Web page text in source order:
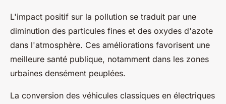
L'impact positif sur la pollution se traduit par une
diminution des particules fines et des oxydes d'azote
dans l'atmosphère. Ces améliorations favorisent une
meilleure santé publique, notamment dans les zones
urbaines densément peuplées.
La conversion des véhicules classiques en électriques